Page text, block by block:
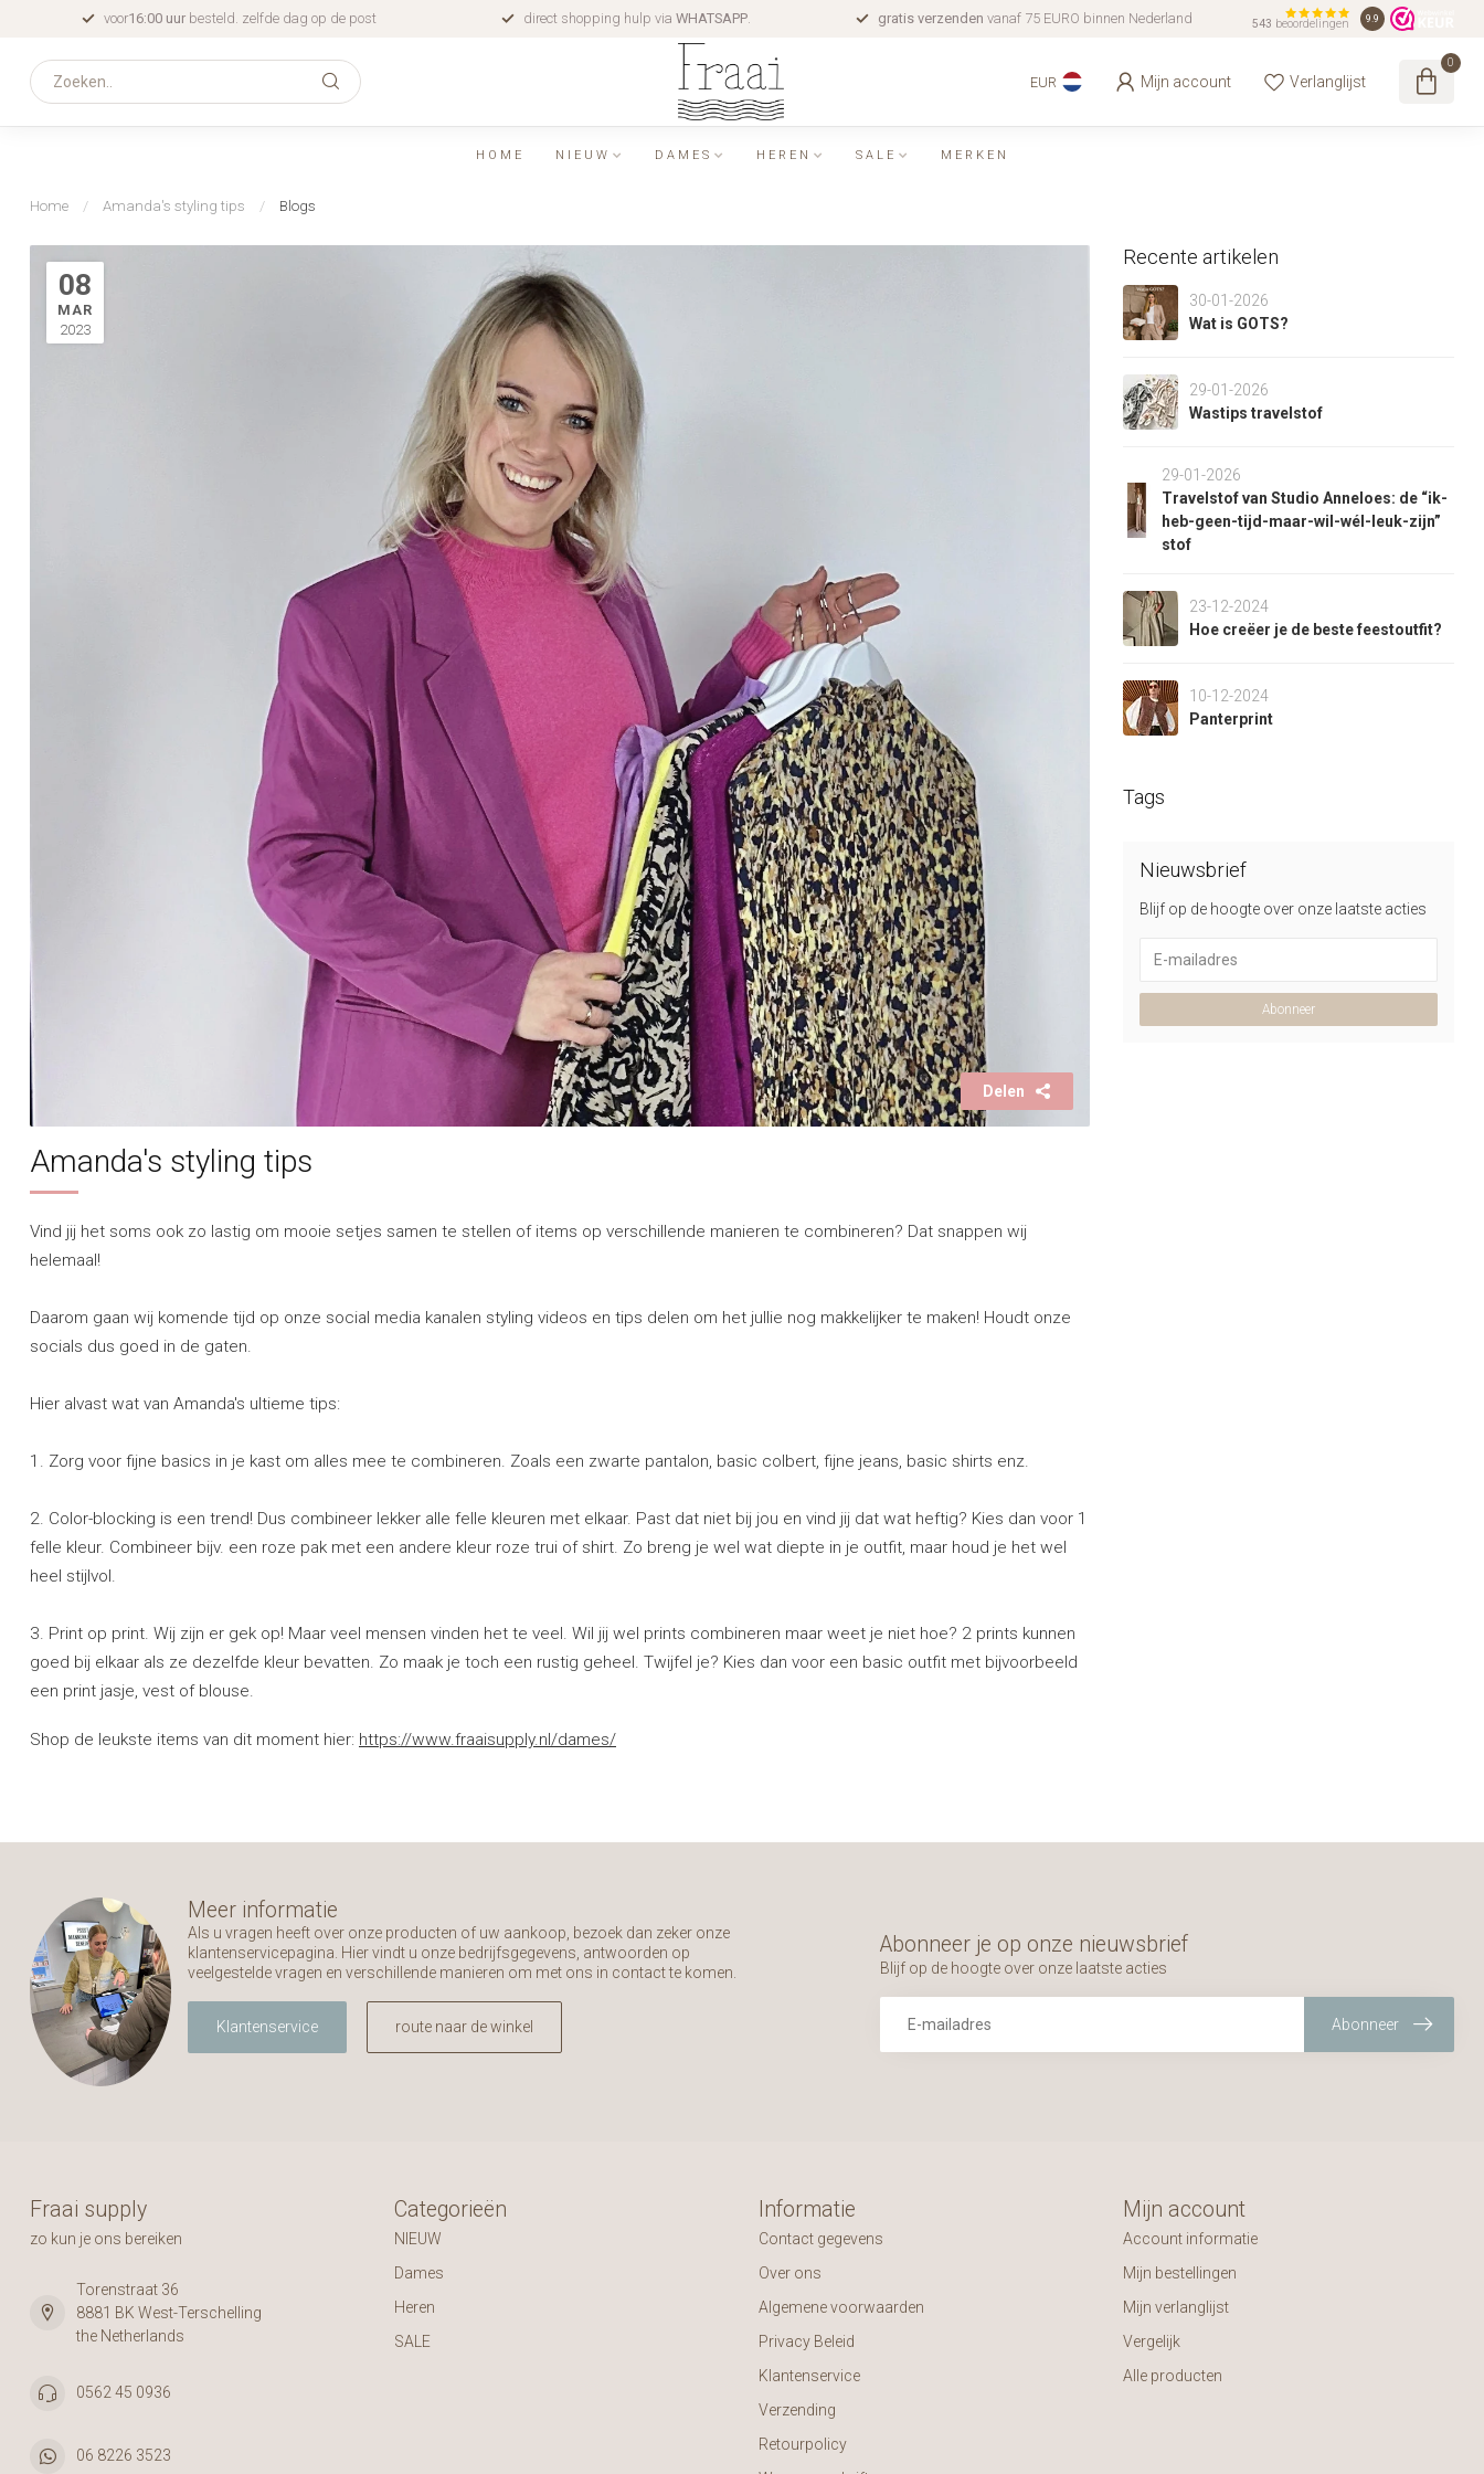
voor16:00 uur besteld. zelfde dag op de post direct shopping hulp via WHATSAPP. gratis verzenden vanaf 75 EURO binnen Nederland 543 beoordelingen 9.9
EUR Mijn account Verlanglijst
0
HOME NIEUW DAMES HEREN SALE MERKEN
Home / Amanda's styling tips / Blogs
08
MAR
2023
Delen
Amanda's styling tips
Vind jij het soms ook zo lastig om mooie setjes samen te stellen of items op verschillende manieren te combineren? Dat snappen wij
helemaal!
Daarom gaan wij komende tijd op onze social media kanalen styling videos en tips delen om het jullie nog makkelijker te maken! Houdt onze
socials dus goed in de gaten.
Hier alvast wat van Amanda's ultieme tips:
1. Zorg voor fijne basics in je kast om alles mee te combineren. Zoals een zwarte pantalon, basic colbert, fijne jeans, basic shirts enz.
2. Color-blocking is een trend! Dus combineer lekker alle felle kleuren met elkaar. Past dat niet bij jou en vind jij dat wat heftig? Kies dan voor 1
felle kleur. Combineer bijv. een roze pak met een andere kleur roze trui of shirt. Zo breng je wel wat diepte in je outfit, maar houd je het wel
heel stijlvol.
3. Print op print. Wij zijn er gek op! Maar veel mensen vinden het te veel. Wil jij wel prints combineren maar weet je niet hoe? 2 prints kunnen
goed bij elkaar als ze dezelfde kleur bevatten. Zo maak je toch een rustig geheel. Twijfel je? Kies dan voor een basic outfit met bijvoorbeeld
een print jasje, vest of blouse.
Shop de leukste items van dit moment hier: https://www.fraaisupply.nl/dames/
Recente artikelen
30-01-2026
Wat is GOTS?
29-01-2026
Wastips travelstof
29-01-2026
Travelstof van Studio Anneloes: de “ik-
heb-geen-tijd-maar-wil-wél-leuk-zijn”
stof
23-12-2024
Hoe creëer je de beste feestoutfit?
10-12-2024
Panterprint
Tags
Nieuwsbrief
Blijf op de hoogte over onze laatste acties
Abonneer
Meer informatie
Als u vragen heeft over onze producten of uw aankoop, bezoek dan zeker onze
klantenservicepagina. Hier vindt u onze bedrijfsgegevens, antwoorden op
veelgestelde vragen en verschillende manieren om met ons in contact te komen.
Klantenservice route naar de winkel
Abonneer je op onze nieuwsbrief
Blijf op de hoogte over onze laatste acties
Abonneer
Fraai supply
zo kun je ons bereiken
Torenstraat 36
8881 BK West-Terschelling
the Netherlands
0562 45 0936
06 8226 3523
Categorieën
NIEUW
Dames
Heren
SALE
Informatie
Contact gegevens
Over ons
Algemene voorwaarden
Privacy Beleid
Klantenservice
Verzending
Retourpolicy
Mijn account
Account informatie
Mijn bestellingen
Mijn verlanglijst
Vergelijk
Alle producten